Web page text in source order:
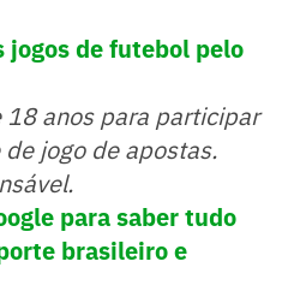
jogos de futebol pelo
18 anos para participar
jogo de apostas.
para saber tudo
brasileiro e